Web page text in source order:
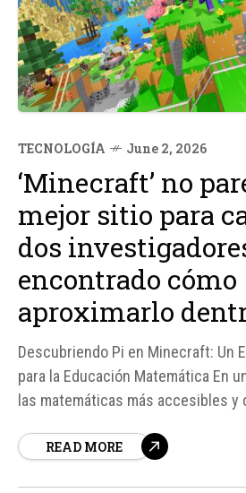
TECNOLOGÍA June 2, 2026
‘Minecraft’ no
mejor sitio para
dos
encontrado cómo
aproximarlo
Descubriendo Pi en Minecraft: Un
para la Educación Matemática En
las matemáticas más accesibles y
Weselcouch, han encontrado una
READ MORE